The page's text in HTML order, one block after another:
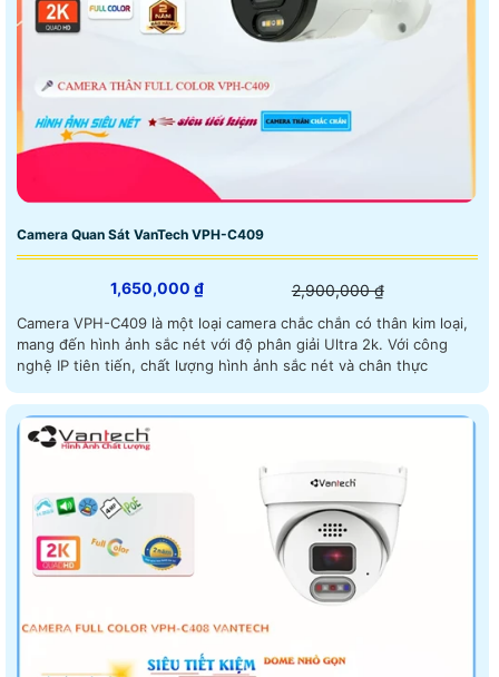
Camera Quan Sát VanTech VPH-C409
1,650,000 ₫ 2,900,000 ₫
Camera VPH-C409 là một loại camera chắc chắn có thân kim loại,
mang đến hình ảnh sắc nét với độ phân giải Ultra 2k. Với công
nghệ IP tiên tiến, chất lượng hình ảnh sắc nét và chân thực